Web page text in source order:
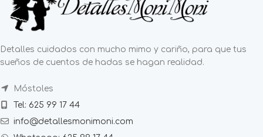
Detalles cuidados con mucho mimo y cariño, para que tus
sueños de cuentos de hadas se hagan realidad.
Móstoles
Tel: 625 99 17 44
info@detallesmonimoni.com